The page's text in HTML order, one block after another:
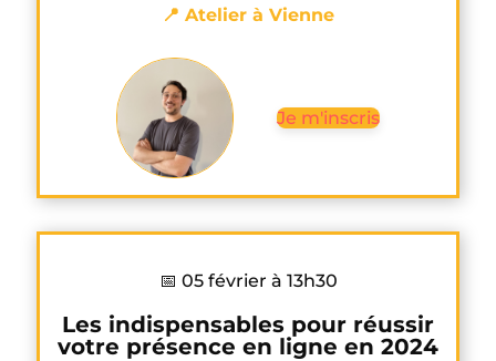
📍 Atelier à Vienne
Je m'inscris
📅 05 février à 13h30
Les indispensables pour réussir
votre présence en ligne en 2024